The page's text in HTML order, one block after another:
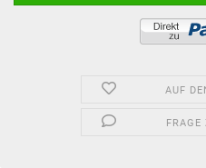
AUF
FRAGE